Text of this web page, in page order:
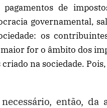
pagamentos de
governamental,
os
for o âmbito dos
na sociedade.
então,